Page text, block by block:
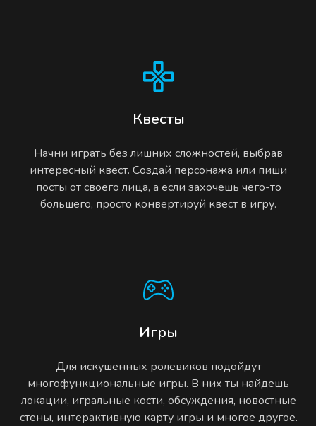
Квесты
Начни играть без лишних сложностей, выбрав
интересный квест. Создай персонажа или пиши
посты от своего лица, а если захочешь чего-то
большего, просто конвертируй квест в игру.
Игры
Для искушенных ролевиков подойдут
многофункциональные игры. В них ты найдешь
локации, игральные кости, обсуждения, новостные
стены, интерактивную карту игры и многое другое.